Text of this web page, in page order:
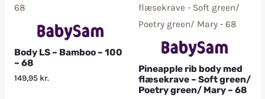
Body LS – Bamboo – 100
– 68
149,95 kr.
Pineapple rib body med
flæsekrave – Soft green/
Poetry green/ Mary – 68